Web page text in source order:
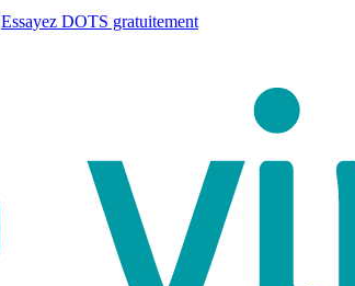
Essayez DOTS gratuitement